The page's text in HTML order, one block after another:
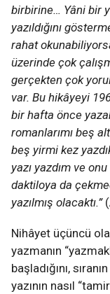
birbirine… Yâni bir
yazıldığını
rahat
üzerinde çok
gerçekten çok
var. Bu hikâyeyi
bir hafta önce
romanlarımı beş
beş yirmi kez
yazı yazdım ve
daktiloya da
yazılmış olacaktı.”
Nihâyet üçüncü
yazmanın
başladığını,
yazının nasıl